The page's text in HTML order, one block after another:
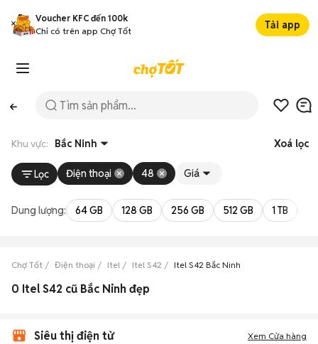
Voucher KFC đến 100k
Chỉ có trên app Chợ Tốt
Tải app
Khu vực: Bắc Ninh Xoá lọc
Lọc Điện thoại 48 Giá
Dung lượng: 64 GB 128 GB 256 GB 512 GB 1 TB
Chợ Tốt Điện thoại Itel Itel S42 Itel S42 Bắc Ninh
0 Itel S42 cũ Bắc Ninh đẹp
Siêu thị điện tử Xem Cửa hàng